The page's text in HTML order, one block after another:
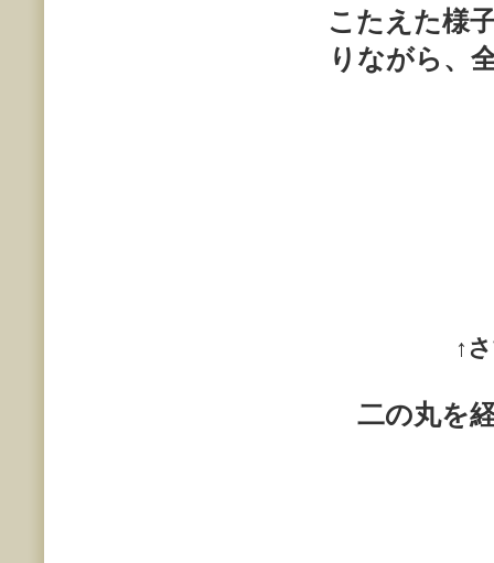
こたえた様
りながら、
↑
二の丸を